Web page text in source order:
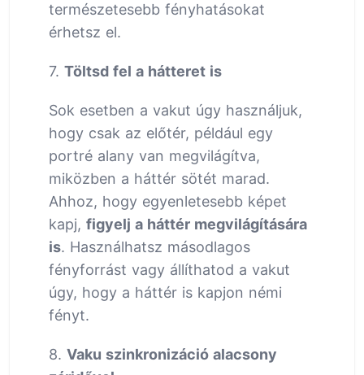
természetesebb fényhatásokat
érhetsz el.
7. Töltsd fel a hátteret is
Sok esetben a vakut úgy használjuk,
hogy csak az előtér, például egy
portré alany van megvilágítva,
miközben a háttér sötét marad.
Ahhoz, hogy egyenletesebb képet
kapj, figyelj a háttér megvilágítására
is. Használhatsz másodlagos
fényforrást vagy állíthatod a vakut
úgy, hogy a háttér is kapjon némi
fényt.
8. Vaku szinkronizáció alacsony